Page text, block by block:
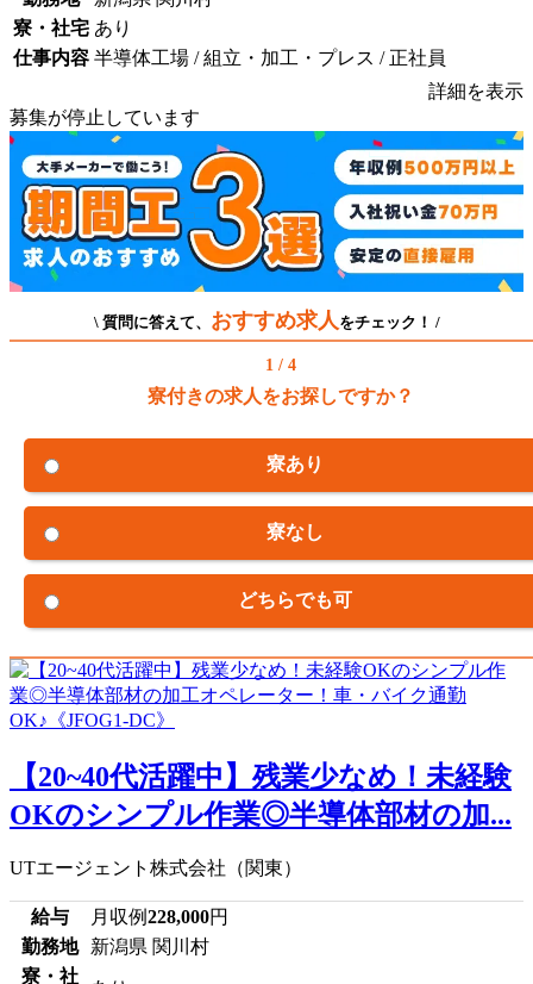
寮・社宅 あり
仕事内容 半導体工場 / 組立・加工・プレス / 正社員
詳細を表示
募集が停止しています
\ 質問に答えて、 おすすめ求人 をチェック！ /
1 / 4
寮付きの求人をお探しですか？
寮あり
寮なし
どちらでも可
【20~40代活躍中】残業少なめ！未経験
OKのシンプル作業◎半導体部材の加...
UTエージェント株式会社（関東）
給与 月収例228,000円
勤務地
新潟県 関川村
寮・社